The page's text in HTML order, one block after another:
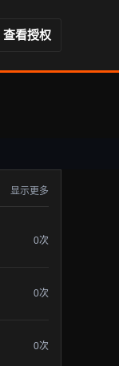
查看授权
显示更多
0次
0次
0次